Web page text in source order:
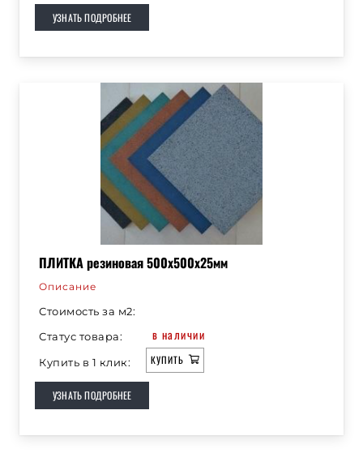
УЗНАТЬ ПОДРОБНЕЕ
ПЛИТКА резиновая 500х500х25мм
Описание
Стоимость за м2:
Статус товара:
в наличии
Купить в 1 клик: КУПИТЬ
УЗНАТЬ ПОДРОБНЕЕ